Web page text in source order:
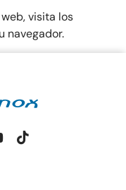
visita los
navegador.